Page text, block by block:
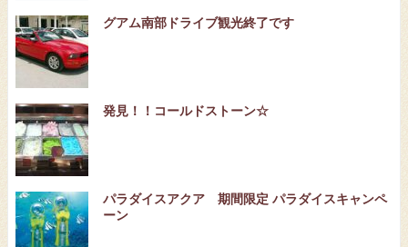
グアム南部ドライブ観光終了です
発見！！コールドストーン☆
パラダイスアクア 期間限定 パラダイスキャンペ
ーン